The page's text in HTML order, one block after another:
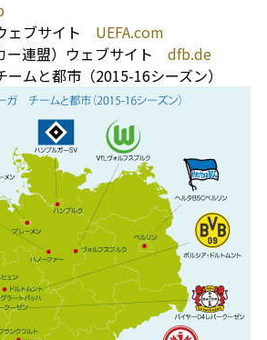
ェブサイト UEFA.com
ー連盟）ウェブサイト dfb.de
ムと都市（2015-16シーズン）